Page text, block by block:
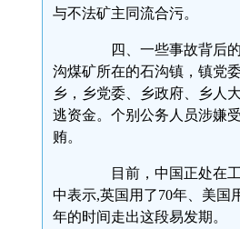
与不法矿主同流合污。
四、一些事故背后的
沟煤矿所在的石沟镇，镇党
乡，乡党委、乡政府、乡人
逃资金。个别公务人员涉嫌
贿。
目前，中国正处在工
中表示,英国用了70年、美国
年的时间走出这段易发期。